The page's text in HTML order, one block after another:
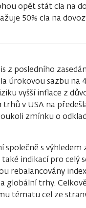
opět stát cla na
50% cla na
z posledního
úrokovou sazbu na
vyšší inflace z
v USA na
zmínku o
společně s
indikací pro celý
rebalancovány
globální trhy.
tématu cel ze